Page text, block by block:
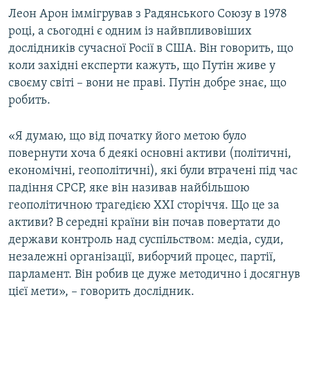
Леон Арон іммігрував з Радянського Союзу в 1978
році, а сьогодні є одним із найвпливовіших
дослідників сучасної Росії в США. Він говорить, що
коли західні експерти кажуть, що Путін живе у
своєму світі – вони не праві. Путін добре знає, що
робить.
«Я думаю, що від початку його метою було
повернути хоча б деякі основні активи (політичні,
економічні, геополітичні), які були втрачені під час
падіння СРСР, яке він називав найбільшою
геополітичною трагедією ХХІ сторіччя. Що це за
активи? В середні країни він почав повертати до
держави контроль над суспільством: медіа, суди,
незалежні організації, виборчий процес, партії,
парламент. Він робив це дуже методично і досягнув
цієї мети», – говорить дослідник.